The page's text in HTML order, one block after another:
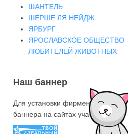
ШАНТЕЛЬ
ШЕРШЕ ЛЯ НЕЙДЖ
ЯРБУРГ
ЯРОСЛАВСКОЕ ОБЩЕСТВО
ЛЮБИТЕЛЕЙ ЖИВОТНЫХ
Наш баннер
Для установки фирменного знака-
баннера на сайтах участниках